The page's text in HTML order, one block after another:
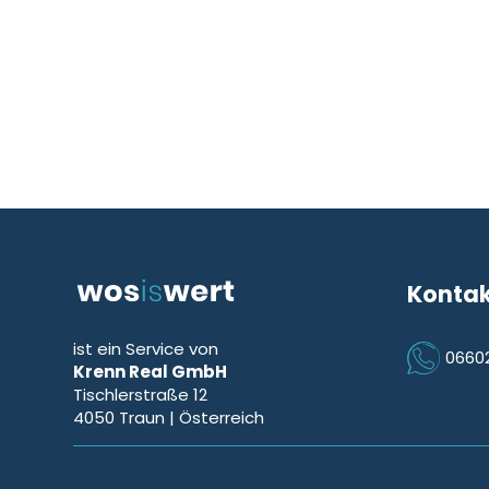
ist ein Service von
Krenn Real GmbH
Tischlerstraße 12
4050 Traun | Österreich
Icon Phone